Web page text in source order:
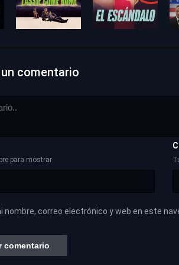
un comentario
para mostrar
nombre, correo electrónico y web en este